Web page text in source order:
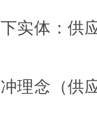
实体：供
理念（供